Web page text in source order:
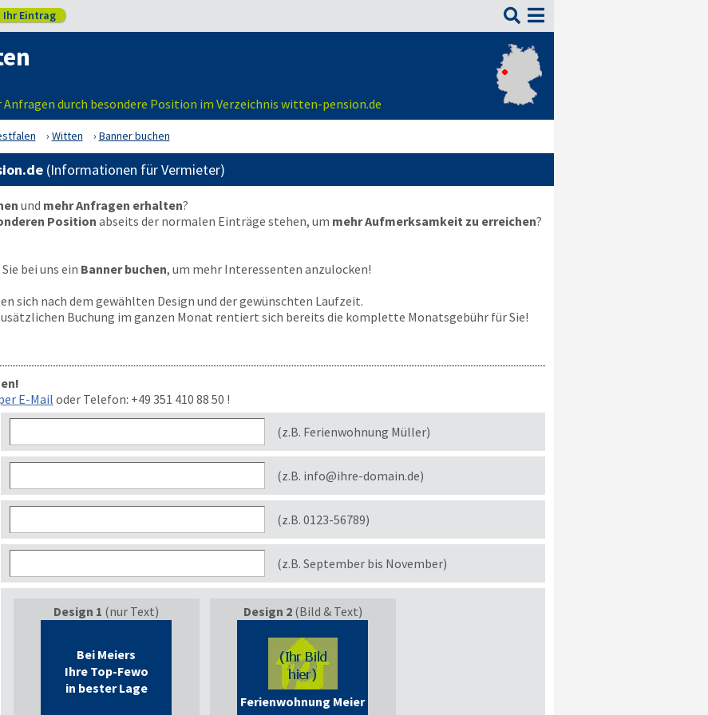
Ihr Eintrag 
Anfragen durch besondere Position im Verzeichnis witten-pension.de
Witten Banner buchen
(Informationen für Vermieter)
und mehr Anfragen erhalten?
Position abseits der normalen Einträge stehen, um mehr Aufmerksamkeit zu erreichen?
bei uns ein Banner buchen, um mehr Interessenten anzulocken!
sich nach dem gewählten Design und der gewünschten Laufzeit.
Buchung im ganzen Monat rentiert sich bereits die komplette Monatsgebühr für Sie!
E-Mailoder Telefon: +49 351 410 88 50 !
(z.B. Ferienwohnung Müller)
(z.B. info@ihre-domain.de)
(z.B. 0123-56789)
(z.B. September bis November)
Design 1 (nur Text)
Bei Meiers
Ihre Top-Fewo
in bester Lage
Design 2(Bild & Text)
Ferienwohnung Meier